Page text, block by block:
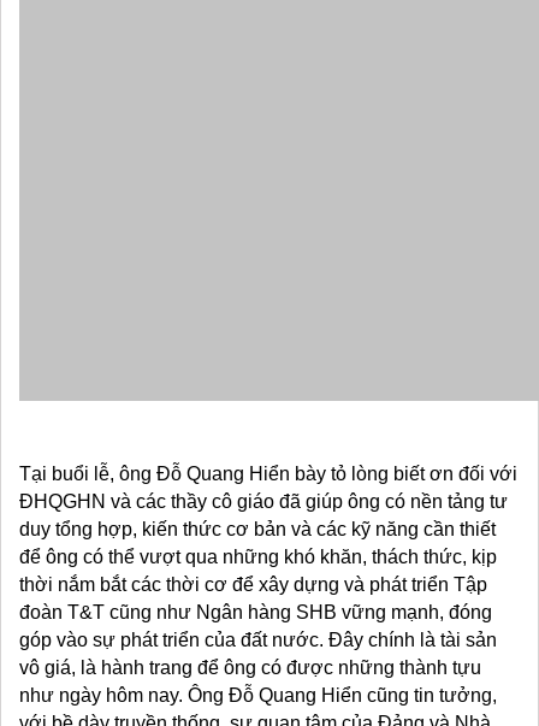
Tại buổi lễ, ông Đỗ Quang Hiển bày tỏ lòng biết ơn đối với
ĐHQGHN và các thầy cô giáo đã giúp ông có nền tảng tư
duy tổng hợp, kiến thức cơ bản và các kỹ năng cần thiết
để ông có thể vượt qua những khó khăn, thách thức, kịp
thời nắm bắt các thời cơ để xây dựng và phát triển Tập
đoàn T&T cũng như Ngân hàng SHB vững mạnh, đóng
góp vào sự phát triển của đất nước. Đây chính là tài sản
vô giá, là hành trang để ông có được những thành tựu
như ngày hôm nay. Ông Đỗ Quang Hiển cũng tin tưởng,